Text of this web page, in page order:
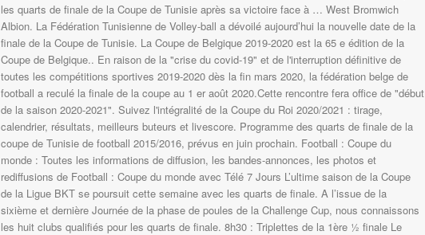
les quarts de finale de la Coupe de Tunisie après sa victoire face à … West Bromwich
Albion. La Fédération Tunisienne de Volley-ball a dévoilé aujourd’hui la nouvelle date de la
finale de la Coupe de Tunisie. La Coupe de Belgique 2019-2020 est la 65 e édition de la
Coupe de Belgique.. En raison de la "crise du covid-19" et de l'interruption définitive de
toutes les compétitions sportives 2019-2020 dès la fin mars 2020, la fédération belge de
football a reculé la finale de la coupe au 1 er août 2020.Cette rencontre fera office de "début
de la saison 2020-2021". Suivez l'intégralité de la Coupe du Roi 2020/2021 : tirage,
calendrier, résultats, meilleurs buteurs et livescore. Programme des quarts de finale de la
coupe de Tunisie de football 2015/2016, prévus en juin prochain. Football : Coupe du
monde : Toutes les informations de diffusion, les bandes-annonces, les photos et
rediffusions de Football : Coupe du monde avec Télé 7 Jours L’ultime saison de la Coupe
de la Ligue BKT se poursuit cette semaine avec les quarts de finale. A l’issue de la
sixième et dernière Journée de la phase de poules de la Challenge Cup, nous connaissons
les huit clubs qualifiés pour les quarts de finale. 8h30 : Triplettes de la 1ère 1⁄2 finale Le